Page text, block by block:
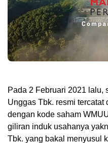
Pada 2 Februari 2021 lalu,
Unggas Tbk. resmi
dengan kode saham
giliran induk usahanya
Tbk. yang bakal menyusul